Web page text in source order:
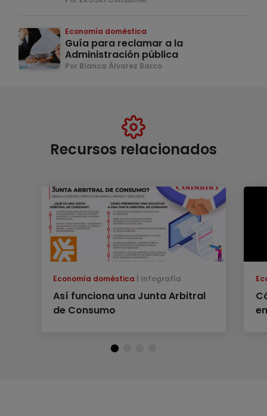
Economía doméstica
Guía para reclamar a la
Administración pública
Por Blanca Álvarez Barco
Recursos relacionados
Economía doméstica Infografía
Así funciona una Junta Arbitral
de Consumo